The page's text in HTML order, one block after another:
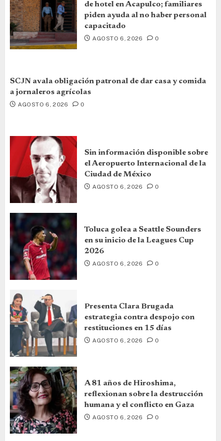
de hotel en Acapulco; familiares
piden ayuda al no haber personal
capacitado
AGOSTO 6, 2026 0
SCJN avala obligación patronal de dar casa y comida
a jornaleros agrícolas
AGOSTO 6, 2026 0
Sin información disponible sobre
el Aeropuerto Internacional de la
Ciudad de México
AGOSTO 6, 2026 0
Toluca golea a Seattle Sounders
en su inicio de la Leagues Cup
2026
AGOSTO 6, 2026 0
Presenta Clara Brugada
estrategia contra despojo con
restituciones en 15 días
AGOSTO 6, 2026 0
A 81 años de Hiroshima,
reflexionan sobre la destrucción
humana y el conflicto en Gaza
AGOSTO 6, 2026 0